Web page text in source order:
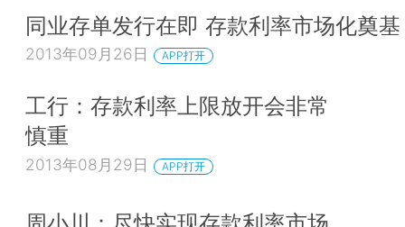
同业存单发行在即 存款利率市场化奠基
2013年09月26日 APP打开
工行：存款利率上限放开会非常
慎重
2013年08月29日 APP打开